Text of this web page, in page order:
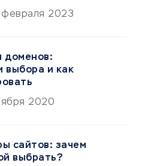
февраля 2023
доменов:
выбора и как
2020
сайтов: зачем
выбрать?